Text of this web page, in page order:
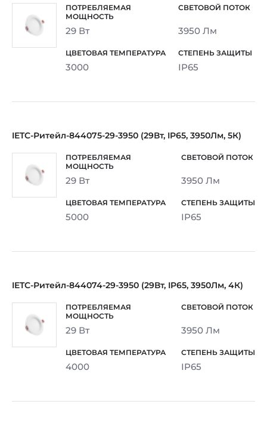
29 Вт 3950 Лм
3000 IP65
IETC-Ритейл-844075-29-3950 (29Вт, IP65, 3950Лм, 5К)
29 Вт 3950 Лм
5000 IP65
IETC-Ритейл-844074-29-3950 (29Вт, IP65, 3950Лм, 4К)
29 Вт 3950 Лм
4000 IP65